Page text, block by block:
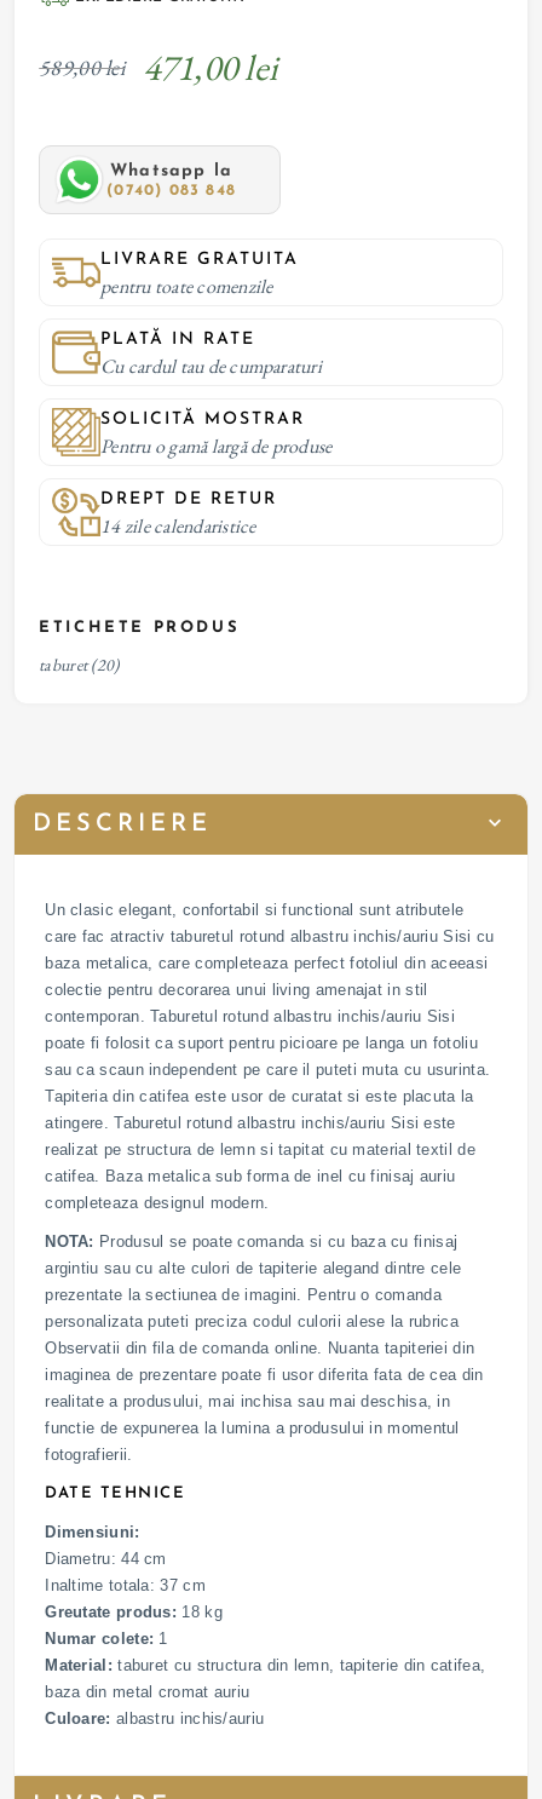
589,00 lei 471,00 lei
Whatsapp la
(0740) 083 848
LIVRARE GRATUITA
pentru toate comenzile
PLATĂ IN RATE
Cu cardul tau de cumparaturi
SOLICITĂ MOSTRAR
Pentru o gamă largă de produse
DREPT DE RETUR
14 zile calendaristice
ETICHETE PRODUS
taburet (20)
DESCRIERE
Un clasic elegant, confortabil si functional sunt atributele
care fac atractiv taburetul rotund albastru inchis/auriu Sisi cu
baza metalica, care completeaza perfect fotoliul din aceeasi
colectie pentru decorarea unui living amenajat in stil
contemporan. Taburetul rotund albastru inchis/auriu Sisi
poate fi folosit ca suport pentru picioare pe langa un fotoliu
sau ca scaun independent pe care il puteti muta cu usurinta.
Tapiteria din catifea este usor de curatat si este placuta la
atingere. Taburetul rotund albastru inchis/auriu Sisi este
realizat pe structura de lemn si tapitat cu material textil de
catifea. Baza metalica sub forma de inel cu finisaj auriu
completeaza designul modern.
NOTA: Produsul se poate comanda si cu baza cu finisaj
argintiu sau cu alte culori de tapiterie alegand dintre cele
prezentate la sectiunea de imagini. Pentru o comanda
personalizata puteti preciza codul culorii alese la rubrica
Observatii din fila de comanda online. Nuanta tapiteriei din
imaginea de prezentare poate fi usor diferita fata de cea din
realitate a produsului, mai inchisa sau mai deschisa, in
functie de expunerea la lumina a produsului in momentul
fotografierii.
DATE TEHNICE
Dimensiuni:
Diametru: 44 cm
Inaltime totala: 37 cm
Greutate produs: 18 kg
Numar colete: 1
Material: taburet cu structura din lemn, tapiterie din catifea,
baza din metal cromat auriu
Culoare: albastru inchis/auriu